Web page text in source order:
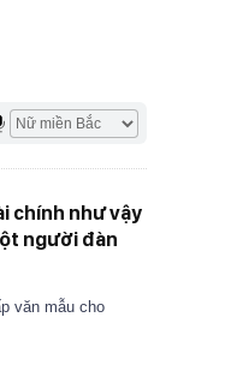
chính như vậy
người đàn
văn mẫu cho